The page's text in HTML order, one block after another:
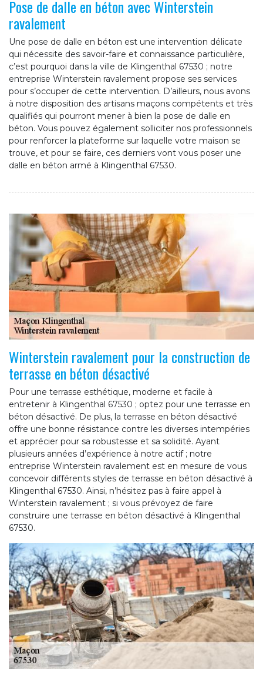
Pose de dalle en béton avec Winterstein
ravalement
Une pose de dalle en béton est une intervention délicate
qui nécessite des savoir-faire et connaissance particulière,
c’est pourquoi dans la ville de Klingenthal 67530 ; notre
entreprise Winterstein ravalement propose ses services
pour s’occuper de cette intervention. D’ailleurs, nous avons
à notre disposition des artisans maçons compétents et très
qualifiés qui pourront mener à bien la pose de dalle en
béton. Vous pouvez également solliciter nos professionnels
pour renforcer la plateforme sur laquelle votre maison se
trouve, et pour se faire, ces derniers vont vous poser une
dalle en béton armé à Klingenthal 67530.
Winterstein ravalement pour la construction de
terrasse en béton désactivé
Pour une terrasse esthétique, moderne et facile à
entretenir à Klingenthal 67530 ; optez pour une terrasse en
béton désactivé. De plus, la terrasse en béton désactivé
offre une bonne résistance contre les diverses intempéries
et apprécier pour sa robustesse et sa solidité. Ayant
plusieurs années d’expérience à notre actif ; notre
entreprise Winterstein ravalement est en mesure de vous
concevoir différents styles de terrasse en béton désactivé à
Klingenthal 67530. Ainsi, n’hésitez pas à faire appel à
Winterstein ravalement ; si vous prévoyez de faire
construire une terrasse en béton désactivé à Klingenthal
67530.